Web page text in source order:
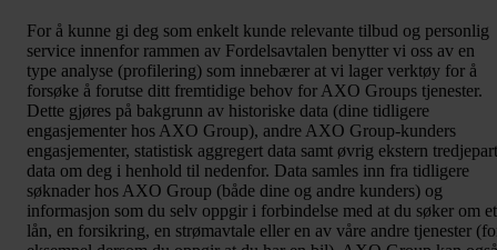
For å kunne gi deg som enkelt kunde relevante tilbud og personlig
service innenfor rammen av Fordelsavtalen benytter vi oss av en
type analyse (profilering) som innebærer at vi lager verktøy for å
forsøke å forutse ditt fremtidige behov for AXO Groups tjenester.
Dette gjøres på bakgrunn av historiske data (dine tidligere
engasjementer hos AXO Group), andre AXO Group-kunders
engasjementer, statistisk aggregert data samt øvrig ekstern
data om deg i henhold til nedenfor. Data samles inn fra tidligere
søknader hos AXO Group (både dine og andre kunders) og
informasjon som du selv oppgir i forbindelse med at du søker om et
lån, en forsikring, en strømavtale eller en av våre andre tjenester